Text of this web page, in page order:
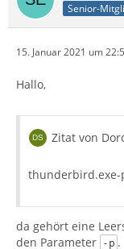
Senior-
15. Januar 2021 um
Hallo,
Zitat von
thunderbird.exe-
da gehört eine
den Parameter -p .